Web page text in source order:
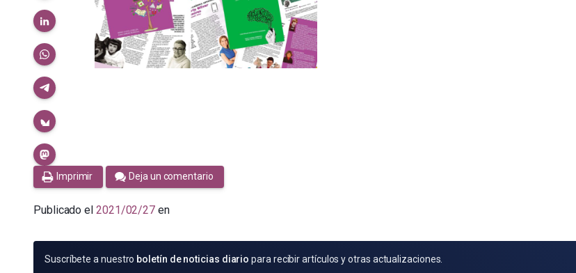
Imprimir Deja un comentario
Publicado el 2021/02/27 en
SUSCRÍBETE
Suscríbete a nuestro boletín de noticias diario para recibir artículos y otras actualizaciones.